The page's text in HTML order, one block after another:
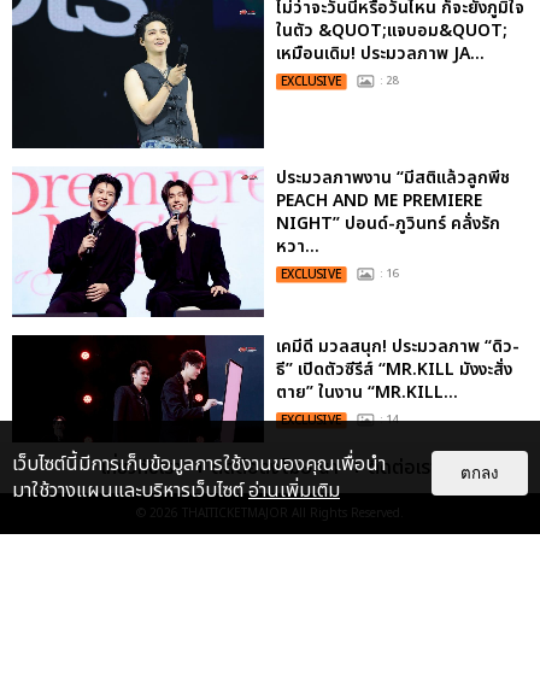
ไม่ว่าจะวันนี้หรือวันไหน ก็จะยังภูมิใจ
ในตัว &QUOT;แจบอม&QUOT;
เหมือนเดิม! ประมวลภาพ JA...
EXCLUSIVE : 28
ประมวลภาพงาน “มีสติแล้วลูกพีช
PEACH AND ME PREMIERE
NIGHT” ปอนด์-ภูวินทร์ คลั่งรัก
หวา...
EXCLUSIVE : 16
เคมีดี มวลสนุก! ประมวลภาพ “ดิว-
ธี” เปิดตัวซีรีส์ “MR.KILL มังงะสั่ง
ตาย” ในงาน “MR.KILL...
EXCLUSIVE : 14
ประมวลภาพค่ำคืนแห่งความทรงจำ
ของ ITZY และมิดจีไทย ในวันที่
เกี่ยวกับเรา ติดต่อลงโฆษณา ติดต่อเรา
© 2026 THAITICKETMAJOR All Rights Reserved.
เว็บไซต์นี้มีการเก็บข้อมูลการใช้งานของคุณเพื่อนำ
มาใช้วางแผนและบริหารเว็บไซต์อ่านเพิ่มเติม
ตกลง